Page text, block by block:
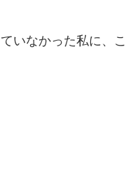
いなかった私に、こ